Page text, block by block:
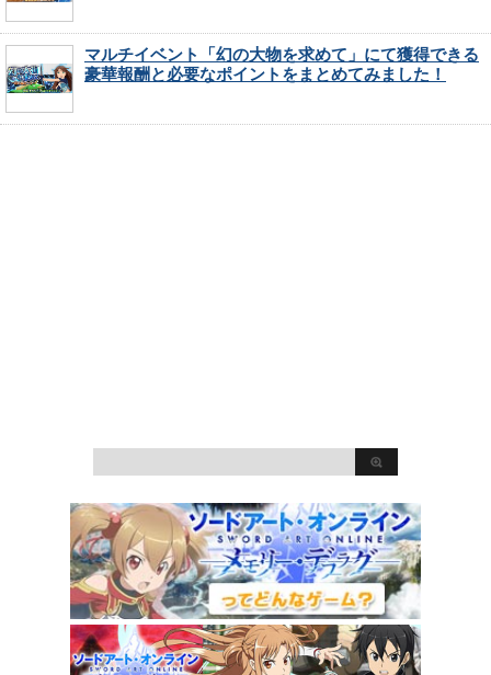
マルチイベント「幻の大物を求めて」にて獲得できる
豪華報酬と必要なポイントをまとめてみました！